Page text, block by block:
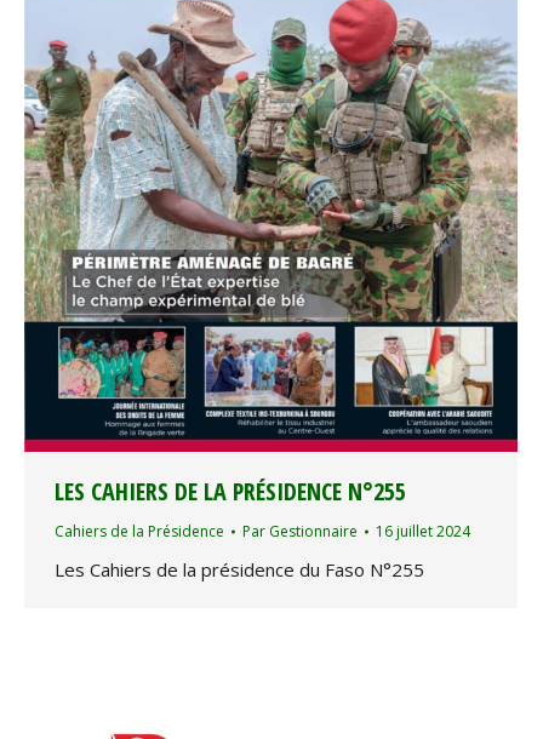
LES CAHIERS DE LA PRÉSIDENCE N°255
Cahiers de la Présidence Par Gestionnaire 16 juillet 2024
Les Cahiers de la présidence du Faso N°255